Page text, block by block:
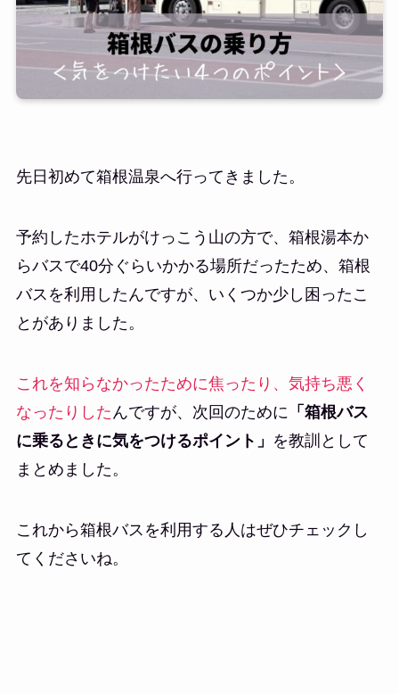
先日初めて箱根温泉へ行ってきました。
予約したホテルがけっこう山の方で、箱根湯本か
らバスで40分ぐらいかかる場所だったため、箱根
バスを利用したんですが、いくつか少し困ったこ
とがありました。
これを知らなかったために焦ったり、気持ち悪く
なったりした んですが、次回のために 「箱根バス
に乗るときに気をつけるポイント」 を教訓として
まとめました。
これから箱根バスを利用する人はぜひチェックし
てくださいね。